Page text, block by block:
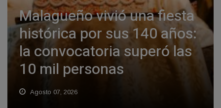
Malagueño vivió una fiesta
histórica por sus 140 años:
la convocatoria superó las
10 mil personas
Agosto 07, 2026